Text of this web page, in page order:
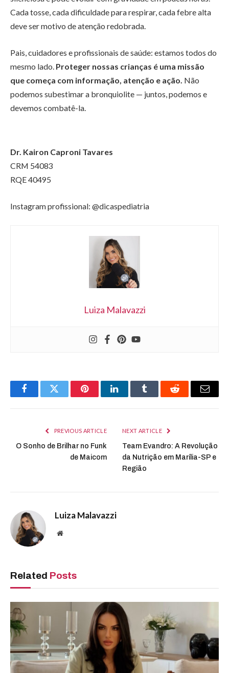
Cada tosse, cada dificuldade para respirar, cada febre alta
deve ser motivo de atenção redobrada.
Pais, cuidadores e profissionais de saúde: estamos todos do
mesmo lado. Proteger nossas crianças é uma missão
que começa com informação, atenção e ação. Não
podemos subestimar a bronquiolite — juntos, podemos e
devemos combatê-la.
Dr. Kairon Caproni Tavares
CRM 54083
RQE 40495
Instagram profissional: @dicaspediatria
Luiza Malavazzi
FacebookTwitter PinterestLinkedInTumblr Reddit Email
PREVIOUS ARTICLE
O Sonho de Brilhar no Funk
de Maicom
NEXT ARTICLE
Team Evandro: A Revolução
da Nutrição em Marília-SP e
Região
Luiza Malavazzi
Website
Related Posts